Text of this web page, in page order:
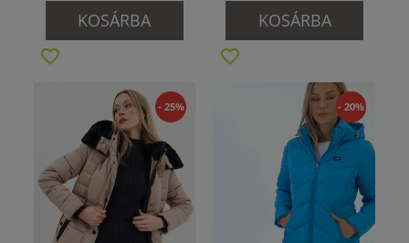
KOSÁRBA KOSÁRBA
- 25% - 20%